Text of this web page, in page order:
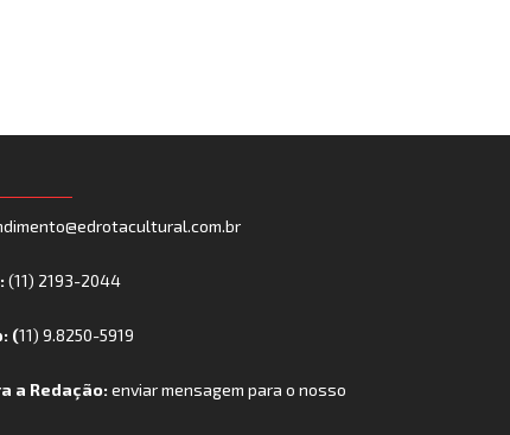
(11) 2193-2044
(11) 9.8250-5919
a Redação:enviar mensagem para o nosso